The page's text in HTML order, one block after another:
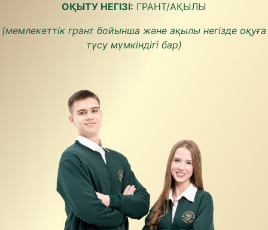
ОҚЫТУ НЕГІЗІ: ГРАНТ/АҚЫЛЫ
(мемлекеттік грант бойынша және ақылы негізде оқуға
түсу мүмкіндігі бар)